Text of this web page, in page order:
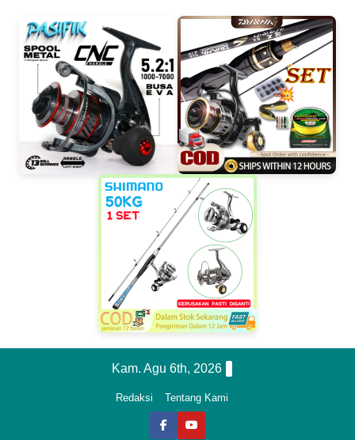
Kam. Agu 6th, 2026
Redaksi Tentang Kami